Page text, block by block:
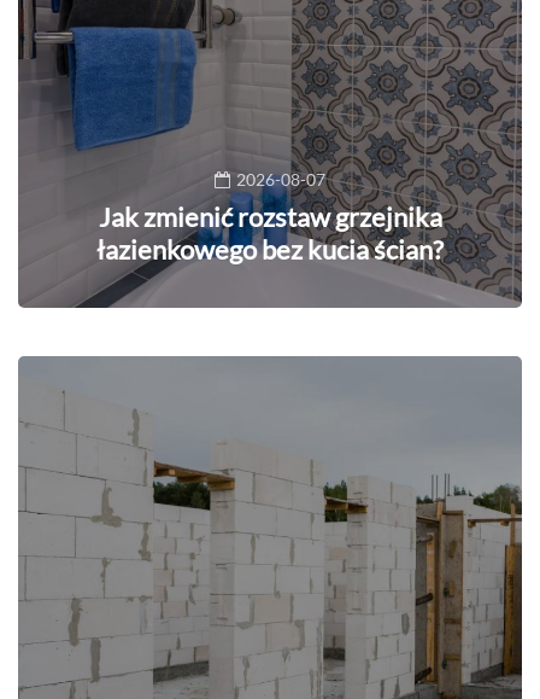
2026-08-07
Jak zmienić rozstaw grzejnika
łazienkowego bez kucia ścian?